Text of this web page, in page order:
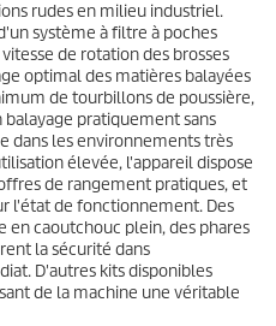
rudes en milieu industriel.
système à filtre à poches
de rotation des brosses
optimal des matières balayées
de tourbillons de poussière,
balayage pratiquement sans
dans les environnements très
élevée, l'appareil dispose
de rangement pratiques, et
l'état de fonctionnement. Des
en caoutchouc plein, des phares
la sécurité dans
D'autres kits disponibles
de la machine une véritable